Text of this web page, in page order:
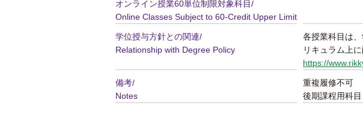
オンライン授業60単位制限対象科目/
Online Classes Subject to 60-Credit Upper Limit
学位授与方針との関連/
Relationship with Degree Policy
各授業科目は
リキュラム上
https://
備考/
Notes
重複履修不可
後期課程用科